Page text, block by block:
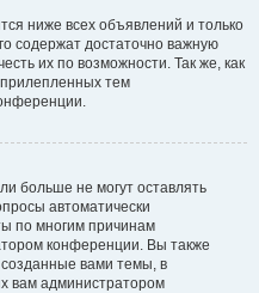
ниже всех объявлений и только
содержат достаточно важную
их по возможности. Так же, как
тем
больше не могут оставлять
автоматически
по многим причинам
конференции. Вы также
вами темы, в
вам администратором